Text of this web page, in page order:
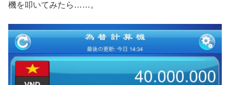
機を叩いてみたら……。